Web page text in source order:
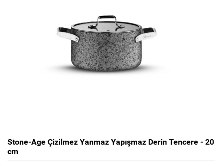
Stone-Age Çizilmez Yanmaz Yapışmaz Derin Tencere - 20
cm